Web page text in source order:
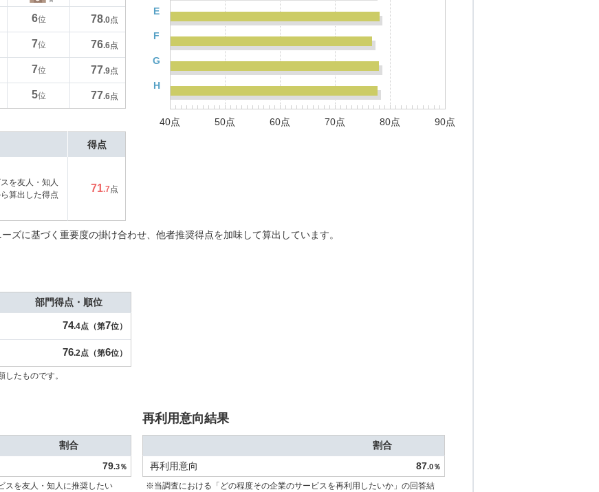
6位 78.0点
7位 76.6点
7位 77.9点
5位 77.6点
E
F
G
H
40点 50点 60点 70点 80点 90点
得点
を友人・知人
算出した得点
71.7点
ズに基づく重要度の掛け合わせ、他者推奨得点を加味して算出しています。
部門得点・順位
74.4点（第7位）
76.2点（第6位）
たものです。
割合
79.3％
スを友人・知人に推奨したい
再利用意向結果
割合
再利用意向
87.0％
※当調査における「どの程度その企業のサービスを再利用したいか」の回答結